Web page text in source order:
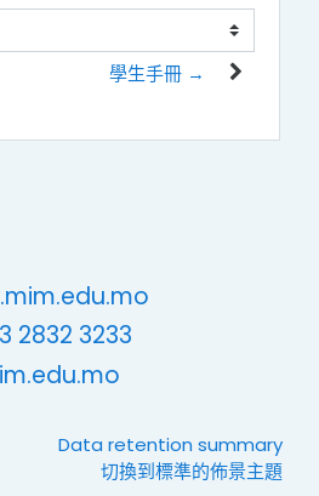
學生手冊 →
2832 3233
Data retention summary
切換到標準的佈景主題